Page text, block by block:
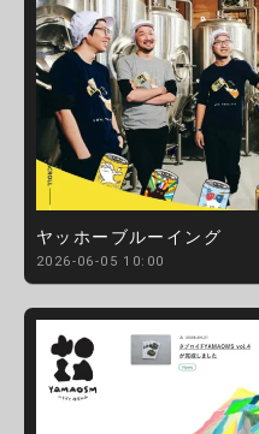
ヤッホーブルーイング
2026-06-05 10:00